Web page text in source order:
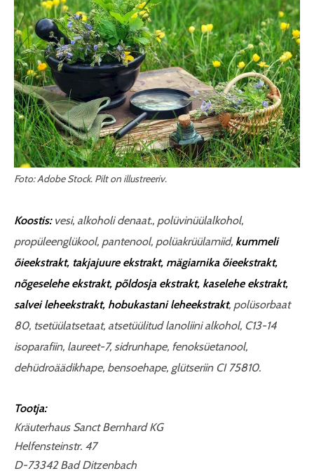
Foto: Adobe Stock. Pilt on illustreeriv.
Koostis:vesi, alkoholi denaat., polüvinüülalkohol,
propüleenglükool, pantenool, polüakrüülamiid, kummeli
õieekstrakt, takjajuure ekstrakt, mägiarnika õieekstrakt,
nõgeselehe ekstrakt, põldosja ekstrakt, kaselehe ekstrakt,
salvei leheekstrakt, hobukastani leheekstrakt, polüsorbaat
80, tsetüülatsetaat, atsetüülitud lanoliini alkohol, C13-14
isoparafiin, laureet-7, sidrunhape, fenoksüetanool,
dehüdroäädikhape, bensoehape, glütseriin CI 75810.
Tootja:
Kräuterhaus Sanct Bernhard KG
Helfensteinstr. 47
D-73342 Bad Ditzenbach